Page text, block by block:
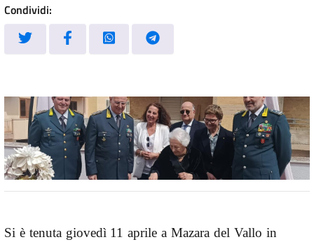
Condividi:
Si è tenuta giovedì 11 aprile a Mazara del Vallo in